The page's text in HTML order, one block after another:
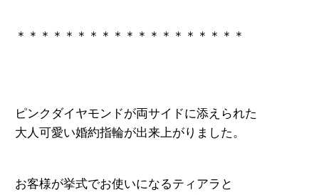
＊＊＊＊＊＊＊＊＊＊＊＊＊＊＊＊＊＊＊
ピンクダイヤモンドが両サイドに添えられた
大人可愛い婚約指輪が出来上がりました。
お客様が挙式でお使いになるティアラと